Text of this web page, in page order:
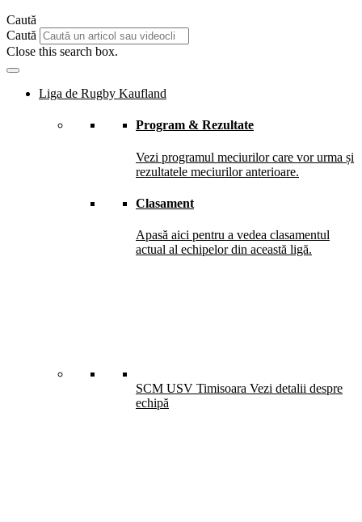
Caută
Caută
Close this search box.
Liga de Rugby Kaufland
Program & Rezultate
Vezi programul meciurilor care vor urma și
rezultatele meciurilor anterioare.
Clasament
Apasă aici pentru a vedea clasamentul
actual al echipelor din această ligă.
SCM USV Timisoara Vezi detalii despre
echipă